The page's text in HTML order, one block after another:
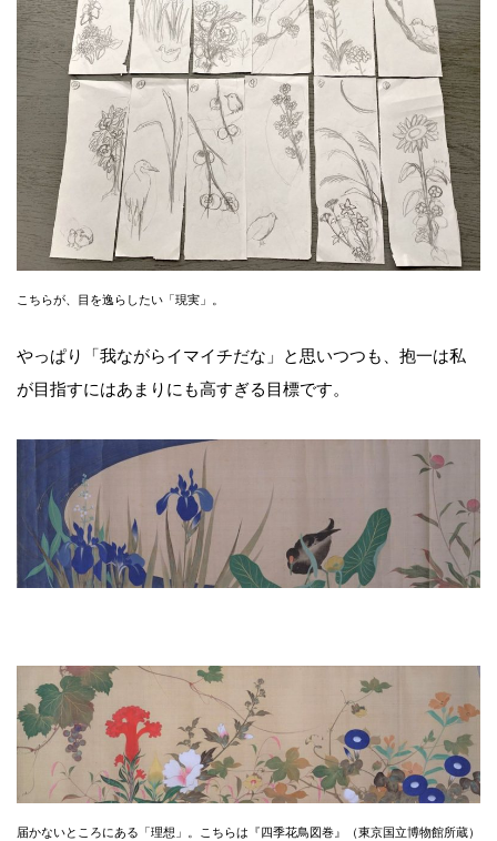
こちらが、目を逸らしたい「現実」。
やっぱり「我ながらイマイチだな」と思いつつも、抱一は私
が目指すにはあまりにも高すぎる目標です。
届かないところにある「理想」。こちらは『四季花鳥図巻』（東京国立博物館所蔵）